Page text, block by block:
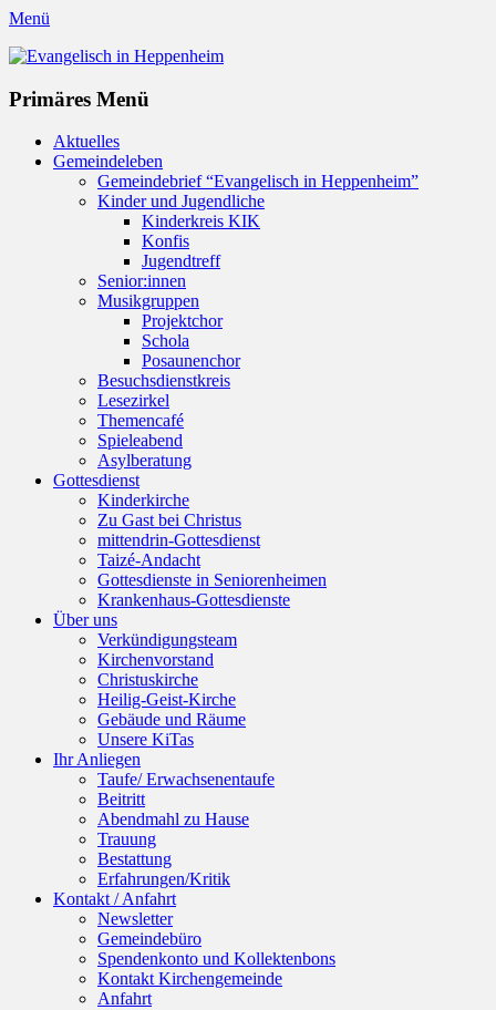
Menü
Evangelisch in Heppenheim
Primäres Menü
Zum
Inhalt
Aktuelles
Gemeindeleben
Gemeindebrief “Evangelisch in Heppenheim”
Kinder und Jugendliche
Kinderkreis KIK
Konfis
Jugendtreff
Senior:innen
Musikgruppen
Projektchor
Schola
Posaunenchor
Besuchsdienstkreis
Lesezirkel
Themencafé
Spieleabend
Asylberatung
Gottesdienst
Kinderkirche
Zu Gast bei Christus
mittendrin-Gottesdienst
Taizé-Andacht
Gottesdienste in Seniorenheimen
Krankenhaus-Gottesdienste
Über uns
Verkündigungsteam
Kirchenvorstand
Christuskirche
Heilig-Geist-Kirche
Gebäude und Räume
Unsere KiTas
Ihr Anliegen
Taufe/ Erwachsenentaufe
Beitritt
Abendmahl zu Hause
Trauung
Bestattung
Erfahrungen/Kritik
Kontakt / Anfahrt
Newsletter
Gemeindebüro
Spendenkonto und Kollektenbons
Kontakt Kirchengemeinde
Anfahrt